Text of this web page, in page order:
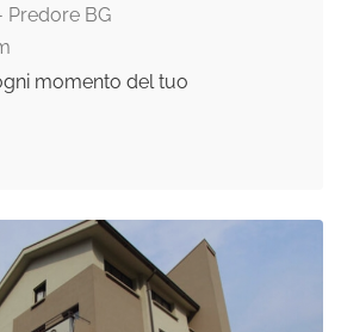
Predore BG
momento del tuo